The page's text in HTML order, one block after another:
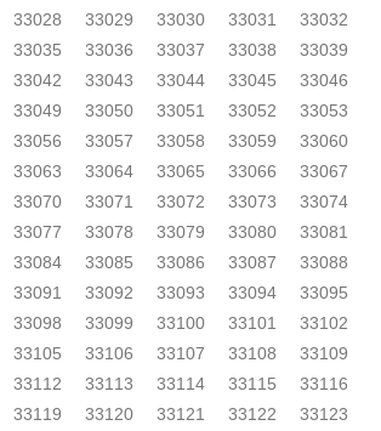
33028 33029 33030 33031
33032
33035 33036 33037 33038
33039
33042 33043 33044 33045
33046
33049 33050 33051 33052
33053
33056 33057 33058 33059
33060
33063 33064 33065 33066
33067
33070 33071 33072 33073
33074
33077 33078 33079 33080
33081
33084 33085 33086 33087
33088
33091 33092 33093 33094
33095
33098 33099 33100 33101
33102
33105 33106 33107 33108
33109
33112 33113 33114 33115
33116
33119 33120 33121 33122
33123